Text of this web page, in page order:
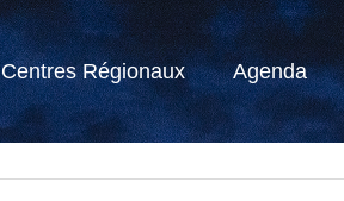
Centres Régionaux Agenda